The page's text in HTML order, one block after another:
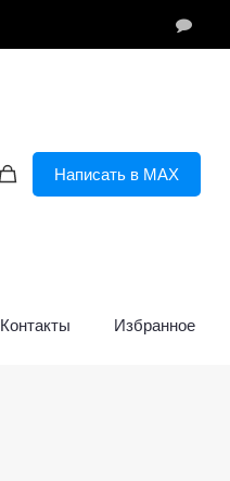
Написать в MAX
Контакты Избранное